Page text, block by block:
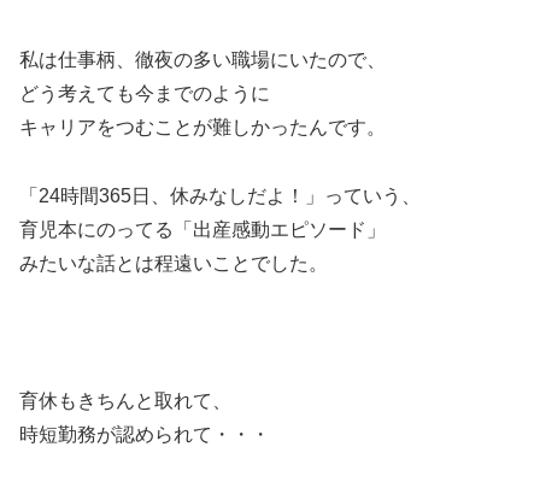
私は仕事柄、徹夜の多い職場にいたので、
どう考えても今までのように
キャリアをつむことが難しかったんです。
「24時間365日、休みなしだよ！」っていう、
育児本にのってる「出産感動エピソード」
みたいな話とは程遠いことでした。
育休もきちんと取れて、
時短勤務が認められて・・・